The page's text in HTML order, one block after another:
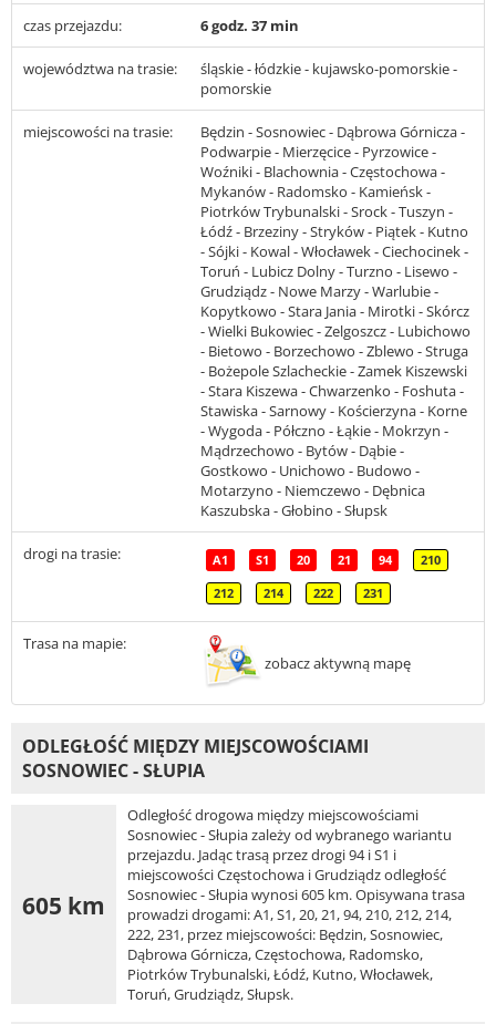
czas przejazdu: 6 godz. 37 min
województwa na trasie:
śląskie - łódzkie - kujawsko-pomorskie -
pomorskie
miejscowości na trasie:
Będzin - Sosnowiec - Dąbrowa Górnicza -
Podwarpie - Mierzęcice - Pyrzowice -
Woźniki - Blachownia - Częstochowa -
Mykanów - Radomsko - Kamieńsk -
Piotrków Trybunalski - Srock - Tuszyn -
Łódź - Brzeziny - Stryków - Piątek - Kutno
- Sójki - Kowal - Włocławek - Ciechocinek -
Toruń - Lubicz Dolny - Turzno - Lisewo -
Grudziądz - Nowe Marzy - Warlubie -
Kopytkowo - Stara Jania - Mirotki - Skórcz
- Wielki Bukowiec - Zelgoszcz - Lubichowo
- Bietowo - Borzechowo - Zblewo - Struga
- Bożepole Szlacheckie - Zamek Kiszewski
- Stara Kiszewa - Chwarzenko - Foshuta -
Stawiska - Sarnowy - Kościerzyna - Korne
- Wygoda - Półczno - Łąkie - Mokrzyn -
Mądrzechowo - Bytów - Dąbie -
Gostkowo - Unichowo - Budowo -
Motarzyno - Niemczewo - Dębnica
Kaszubska - Głobino - Słupsk
drogi na trasie: A1 S1 20 21 94 210
212 214 222 231
Trasa na mapie:
zobacz aktywną mapę
ODLEGŁOŚĆ MIĘDZY MIEJSCOWOŚCIAMI
SOSNOWIEC - SŁUPIA
605 km
Odległość drogowa między miejscowościami
Sosnowiec - Słupia zależy od wybranego wariantu
przejazdu. Jadąc trasą przez drogi 94 i S1 i
miejscowości Częstochowa i Grudziądz odległość
Sosnowiec - Słupia wynosi 605 km. Opisywana trasa
prowadzi drogami: A1, S1, 20, 21, 94, 210, 212, 214,
222, 231, przez miejscowości: Będzin, Sosnowiec,
Dąbrowa Górnicza, Częstochowa, Radomsko,
Piotrków Trybunalski, Łódź, Kutno, Włocławek,
Toruń, Grudziądz, Słupsk.